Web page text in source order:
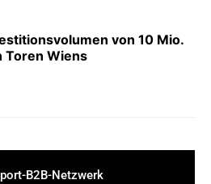
von 10 Mio.
Toren Wiens
B2B-Netzwerk